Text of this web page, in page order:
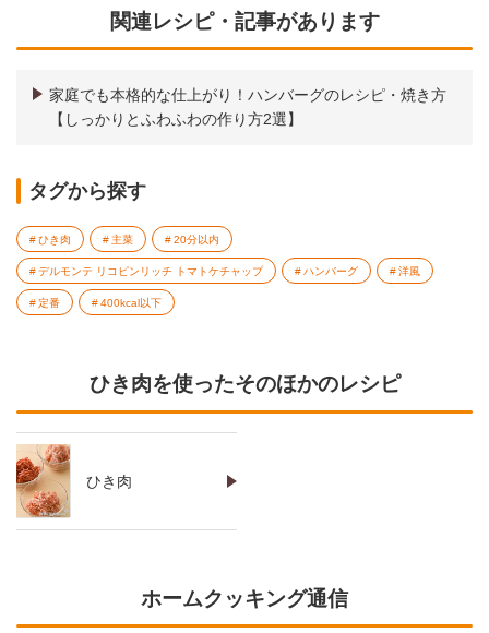
関連レシピ・記事があります
家庭でも本格的な仕上がり！ハンバーグのレシピ・焼き方
【しっかりとふわふわの作り方2選】
タグから探す
ひき肉 主菜 20分以内
デルモンテ リコピンリッチ トマトケチャップ ハンバーグ 洋風
定番 400kcal以下
ひき肉を使ったそのほかのレシピ
ひき肉
ホームクッキング通信